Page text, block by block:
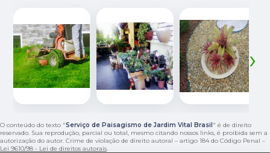
‹ ›
O conteúdo do texto "Serviço de Paisagismo de Jardim Vital Brasil" é de direito
reservado. Sua reprodução, parcial ou total, mesmo citando nossos links, é proibida sem a
autorização do autor. Crime de violação de direito autoral – artigo 184 do Código Penal –
Lei 9610/98 - Lei de direitos autorais.